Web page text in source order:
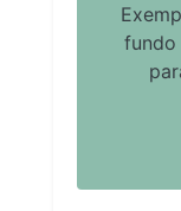
fundo